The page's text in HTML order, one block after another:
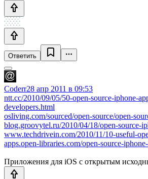
Ответить
Coderr28 апр 2011 в 09:53
ntt.cc/2010/09/05/50-open-source-iphone-
developers.html
osliving.com/sourced/open-source/open-
blog.groovytel.ru/2010/04/18/open-source-
www.techdrivein.com/2010/11/10-useful-
apps.open-libraries.com/open-source-
Приложения для iOS с открытым